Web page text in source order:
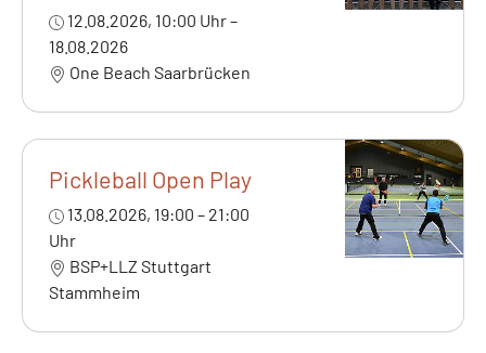
12.08.2026, 10:00 Uhr –
18.08.2026
One Beach Saarbrücken
Pickleball Open Play
13.08.2026, 19:00 – 21:00
Uhr
BSP+LLZ Stuttgart
Stammheim